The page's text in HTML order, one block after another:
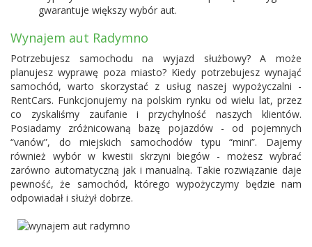
gwarantuje większy wybór aut.
Wynajem aut Radymno
Potrzebujesz samochodu na wyjazd służbowy? A może
planujesz wyprawę poza miasto? Kiedy potrzebujesz wynająć
samochód, warto skorzystać z usług naszej wypożyczalni -
RentCars. Funkcjonujemy na polskim rynku od wielu lat, przez
co zyskaliśmy zaufanie i przychylność naszych klientów.
Posiadamy zróżnicowaną bazę pojazdów - od pojemnych
“vanów”, do miejskich samochodów typu “mini”. Dajemy
również wybór w kwestii skrzyni biegów - możesz wybrać
zarówno automatyczną jak i manualną. Takie rozwiązanie daje
pewność, że samochód, którego wypożyczymy będzie nam
odpowiadał i służył dobrze.